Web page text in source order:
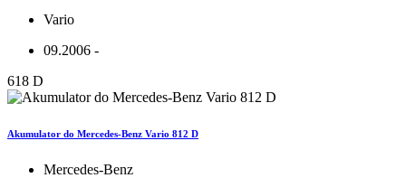
Vario
09.2006 -
618 D
Akumulator do Mercedes-Benz Vario 812 D
Mercedes-Benz